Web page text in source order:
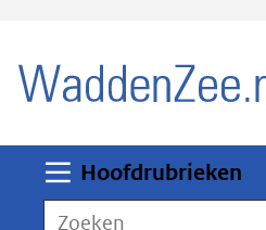
deze
worden
toegestaan
Hoofdrubrieken
Zoeken